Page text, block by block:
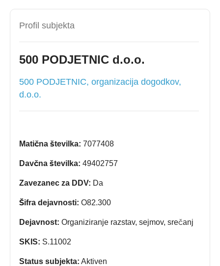
Profil subjekta
500 PODJETNIC d.o.o.
500 PODJETNIC, organizacija dogodkov,
d.o.o.
Matična številka: 7077408
Davčna številka: 49402757
Zavezanec za DDV: Da
Šifra dejavnosti: O82.300
Dejavnost: Organiziranje razstav, sejmov, srečanj
SKIS: S.11002
Status subjekta: Aktiven